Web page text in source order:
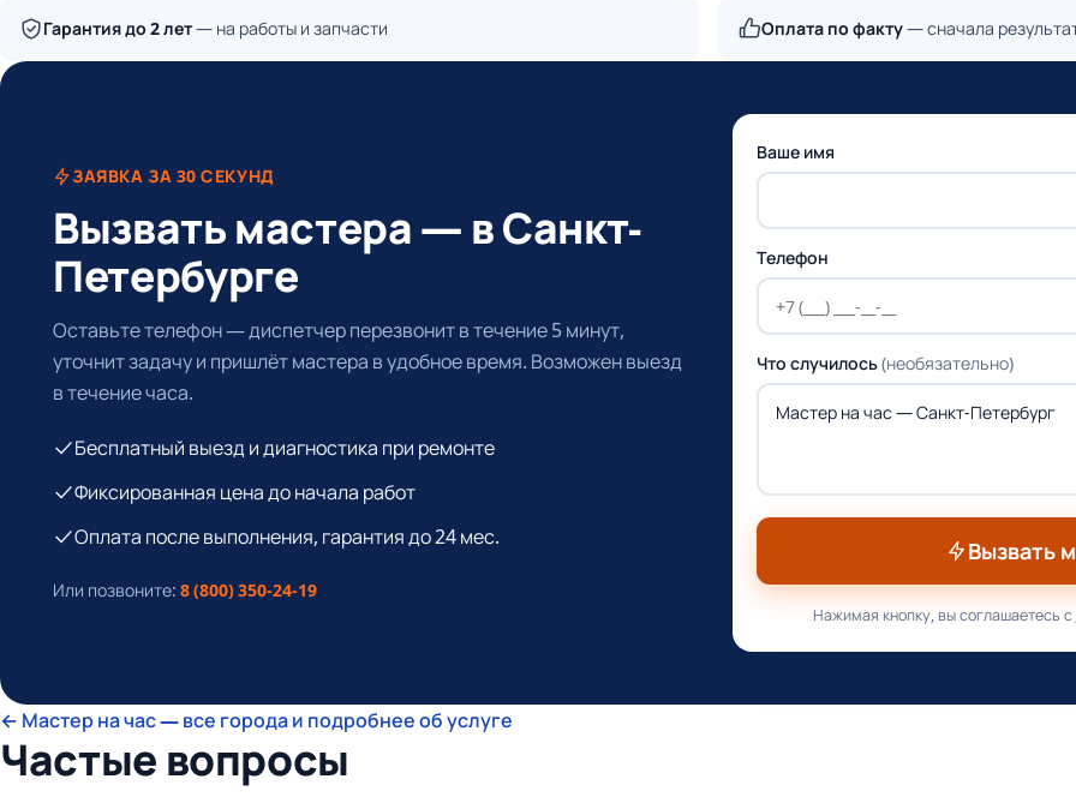
Гарантия до 2 лет— на работы и запчасти Оплата по факту— сначала
ЗАЯВКА ЗА 30 СЕКУНД
Вызвать мастера — в Санкт-
Петербурге
Оставьте телефон — диспетчер перезвонит в течение 5 минут,
уточнит задачу и пришлёт мастера в удобное время. Возможен выезд
в течение часа.
Бесплатный выезд и диагностика при ремонте
Фиксированная цена до начала работ
Оплата после выполнения, гарантия до 24 мес.
Или позвоните: 8 (800) 350-24-19
Ваше имя
Телефон
Что случилось(необязательно)
Вызвать
Нажимая кнопку, вы соглашаетесь с
← Мастер на час — все города и подробнее об услуге
Частые вопросы